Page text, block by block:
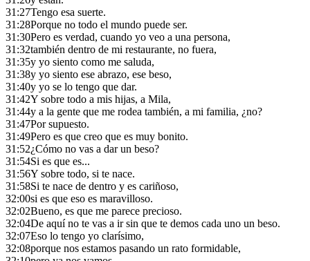
31:27Tengo esa suerte.
31:28Porque no todo el mundo puede ser.
31:30Pero es verdad, cuando yo veo a una persona,
31:32también dentro de mi restaurante, no fuera,
31:35y yo siento como me saluda,
31:38y yo siento ese abrazo, ese beso,
31:40y yo se lo tengo que dar.
31:42Y sobre todo a mis hijas, a Mila,
31:44y a la gente que me rodea también, a mi familia, ¿no?
31:47Por supuesto.
31:49Pero es que creo que es muy bonito.
31:52¿Cómo no vas a dar un beso?
31:54Si es que es...
31:56Y sobre todo, si te nace.
31:58Si te nace de dentro y es cariñoso,
32:00si es que eso es maravilloso.
32:02Bueno, es que me parece precioso.
32:04De aquí no te vas a ir sin que te demos cada uno un beso.
32:07Eso lo tengo yo clarísimo,
32:08porque nos estamos pasando un rato formidable,